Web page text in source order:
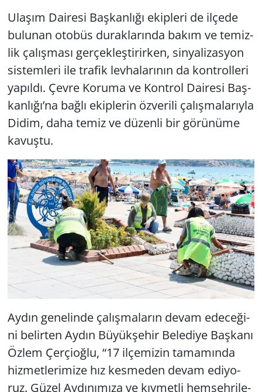
Ula­şım Da­ire­si Baş­kan­lı­ğı ekip­le­ri de il­çe­de
bu­lu­nan oto­büs du­rak­la­rın­da bakım ve te­miz­
lik ça­lış­ma­sı ger­çek­leş­ti­rir­ken, sin­ya­li­zas­yon
sis­tem­le­ri ile tra­fik lev­ha­la­rı­nın da kont­rol­le­ri
ya­pıl­dı. Çevre Ko­ru­ma ve Kont­rol Da­ire­si Baş­
kan­lı­ğı’na bağlı ekip­le­rin öz­ve­ri­li ça­lış­ma­la­rıy­la
Didim, daha temiz ve dü­zen­li bir gö­rü­nü­me
ka­vuş­tu.
Aydın ge­ne­lin­de ça­lış­ma­la­rın devam ede­ce­ği­
ni be­lir­ten Aydın Bü­yük­şe­hir Be­le­di­ye Baş­ka­nı
Özlem Çer­çi­oğ­lu, “17 il­çe­mi­zin ta­ma­mın­da
hiz­met­le­ri­mi­ze hız kes­me­den devam edi­yo­
ruz. Güzel Ay­dı­nı­mı­za ve kıy­met­li hem­şeh­ri­le­